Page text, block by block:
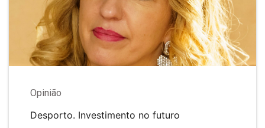
Opinião
Desporto. Investimento no futuro